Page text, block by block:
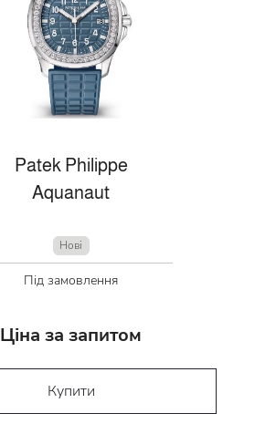
Patek Philippe
Aquanaut
Нові
Під замовлення
Ціна за запитом
Купити